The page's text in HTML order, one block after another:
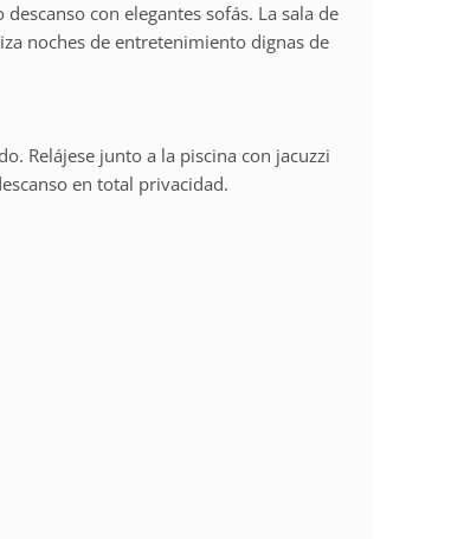
con elegantes sofás. La sala de
noches de entretenimiento dignas de
Relájese junto a la piscina con jacuzzi
en total privacidad.